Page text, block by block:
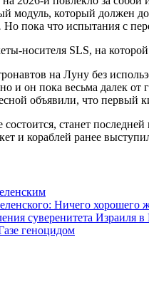
который должен
Но пока что испытания с
на Луну без
и он пока весьма далек
объявили, что первый
станет
и кораблей ранее
Ничего хорошего
суверенитета Израиля
геноцидом